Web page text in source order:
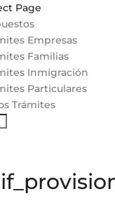
Page
Empresas
Familias
Inmigración
Particulares
Trámites